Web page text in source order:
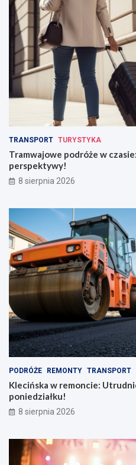
TRANSPORT TURYSTYKA
Tramwajowe podróże w
perspektywy!
8 sierpnia 2026
PODRÓŻE REMONTY TRANSPORT
Klecińska w remoncie:
poniedziałku!
8 sierpnia 2026